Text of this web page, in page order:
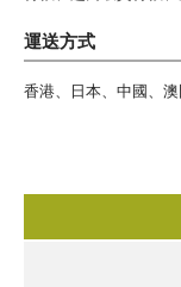
運送方式
香港、日本、中國、